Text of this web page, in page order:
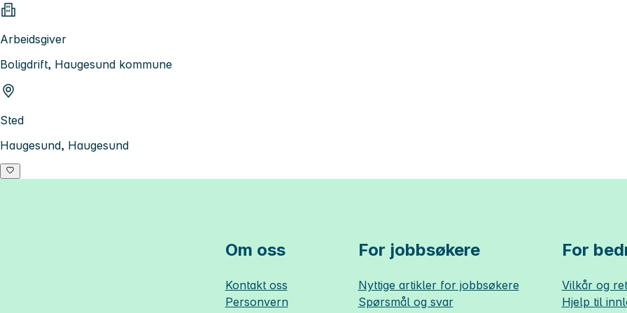
Arbeidsgiver
Boligdrift, Haugesund kommune
Sted
Haugesund, Haugesund
Om oss
Kontakt oss
Personvern
For jobbsøkere
Nyttige artikler for jobbsøkere
Spørsmål og svar
For
Vilkår og
Hjelp til